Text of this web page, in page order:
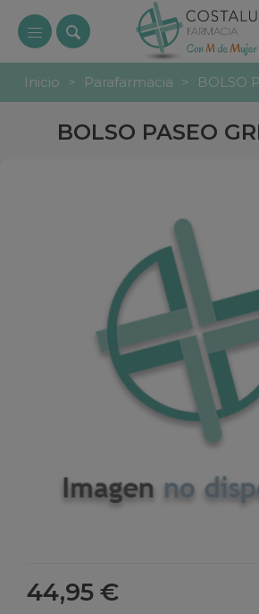
Inicio > Parafarmacia > BOLSO
BOLSO PASEO
44,95 €